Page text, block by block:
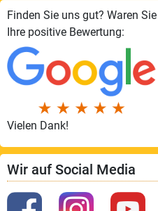
Finden Sie uns gut? Waren
Ihre positive Bewertung:
Vielen Dank!
Wir auf Social Media